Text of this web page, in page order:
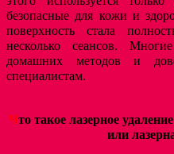
безопасные для кожи и
поверхность стала
несколько сеансов.
домашних методов и
специалистам.
Что такое лазерное
или